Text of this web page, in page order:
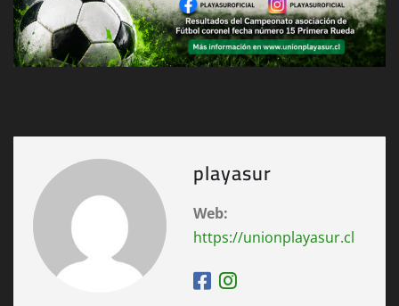
playasur
Web:
https://unionplayasur.cl